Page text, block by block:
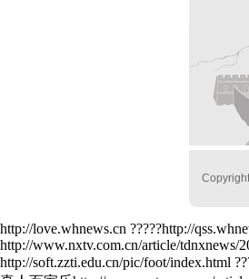
http://love.whnews.cn ?????http://
http://www.nxtv.com.cn/article/tdnxnews/
http://soft.zzti.edu.cn/pic/foot/index.html